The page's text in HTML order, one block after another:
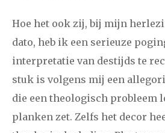
2016
januari februari maart april
augustus september oktober
december
Hoe het ook zij, bij mijn
dato, heb ik een serieuze
interpretatie van destijds te
stuk is volgens mij een
die een theologisch probleem
planken zet. Zelfs het decor